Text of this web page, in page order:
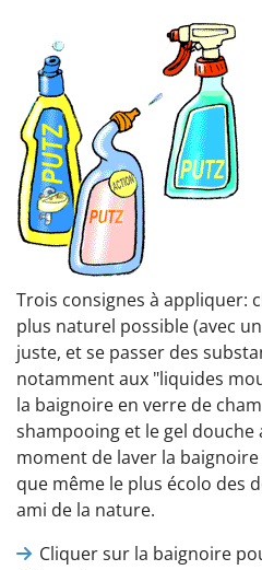
Trois consignes à appliquer:
plus naturel possible (avec
juste, et se passer des
notamment aux "liquides
la baignoire en verre de
shampooing et le gel douche
moment de laver la
que même le plus écolo des
ami de la nature.
Cliquer sur la baignoire